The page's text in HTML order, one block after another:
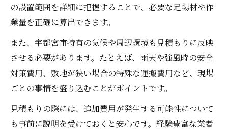
の設置範囲を詳細に把握することで、必要な足場材や作
業量を正確に算出できます。
また、宇都宮市特有の気候や周辺環境も見積もりに反映
させる必要があります。たとえば、雨天や強風時の安全
対策費用、敷地が狭い場合の特殊な運搬費用など、現場
ごとの事情を盛り込むことがポイントです。
見積もりの際には、追加費用が発生する可能性について
も事前に説明を受けておくと安心です。経験豊富な業者